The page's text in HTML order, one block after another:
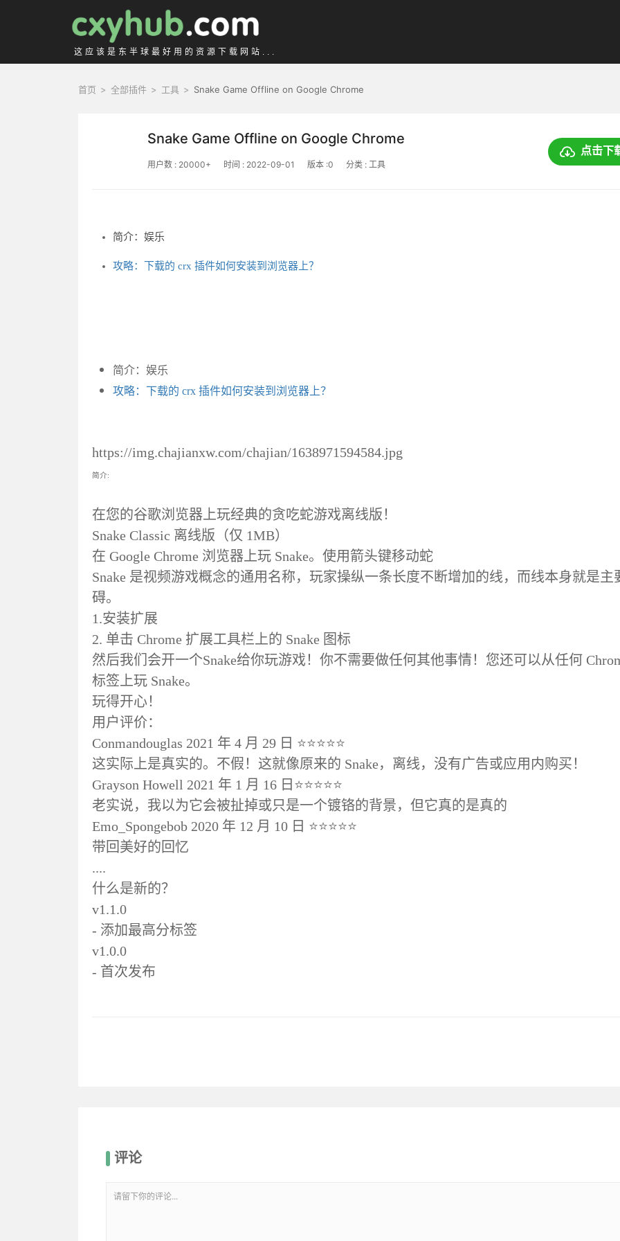
这应该是东半球最好用的资源下载网站...
首页 > 全部插件 > 工具 > Snake Game Offline on Google Chrome
Snake Game Offline on Google Chrome
用户数 : 20000+ 时间 : 2022-09-01 版本 :0 分类 : 工具
点击下
简介：娱乐
攻略：下载的 crx 插件如何安装到浏览器上？
简介：娱乐
攻略：下载的 crx 插件如何安装到浏览器上？
https://img.chajianxw.com/chajian/1638971594584.jpg
简介:
在您的谷歌浏览器上玩经典的贪吃蛇游戏离线版！
Snake Classic 离线版（仅 1MB）
在 Google Chrome 浏览器上玩 Snake。使用箭头键移动蛇
Snake 是视频游戏概念的通用名称，玩家操纵一条长度不断增加的线，而线本身就是主
碍。
1.安装扩展
2. 单击 Chrome 扩展工具栏上的 Snake 图标
然后我们会开一个Snake给你玩游戏！你不需要做任何其他事情！您还可以从任何
标签上玩 Snake。
玩得开心！
用户评价：
Conmandouglas 2021 年 4 月 29 日 ⭐⭐⭐⭐⭐
这实际上是真实的。不假！这就像原来的 Snake，离线，没有广告或应用内购买！
Grayson Howell 2021 年 1 月 16 日⭐⭐⭐⭐⭐
老实说，我以为它会被扯掉或只是一个镀铬的背景，但它真的是真的
Emo_Spongebob 2020 年 12 月 10 日 ⭐⭐⭐⭐⭐
带回美好的回忆
....
什么是新的？
v1.1.0
- 添加最高分标签
v1.0.0
- 首次发布
评论